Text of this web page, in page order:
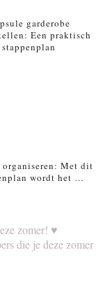
garderobe
Een praktisch
stappenplan
Met dit
wordt het …
zomer! ♥
die je deze zomer